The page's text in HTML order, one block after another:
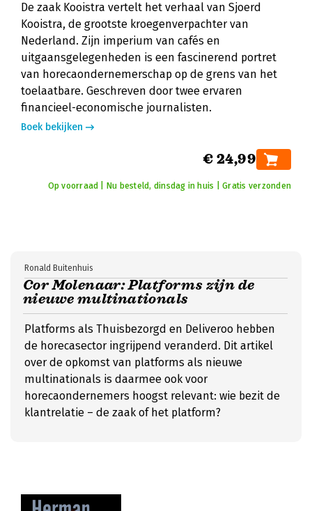
De zaak Kooistra vertelt het verhaal van Sjoerd
Kooistra, de grootste kroegenverpachter van
Nederland. Zijn imperium van cafés en
uitgaansgelegenheden is een fascinerend portret
van horecaondernemerschap op de grens van het
toelaatbare. Geschreven door twee ervaren
financieel-economische journalisten.
Boek bekijken
€ 24,99
Op voorraad | Nu besteld, dinsdag in huis | Gratis verzonden
Cor Molenaar: Platforms zijn de
nieuwe multinationals
Ronald Buitenhuis
Platforms als Thuisbezorgd en Deliveroo hebben
de horecasector ingrijpend veranderd. Dit artikel
over de opkomst van platforms als nieuwe
multinationals is daarmee ook voor
horecaondernemers hoogst relevant: wie bezit de
klantrelatie – de zaak of het platform?